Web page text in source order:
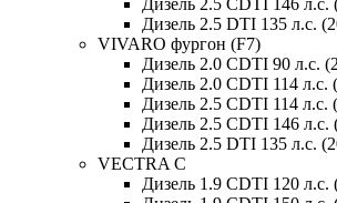
Дизель 2.5 DTI 135 л.с.
VIVARO фургон (F7)
Дизель 2.0 CDTI 90 л.с.
Дизель 2.0 CDTI 114 л.с.
Дизель 2.5 CDTI 114 л.с.
Дизель 2.5 CDTI 146 л.с.
Дизель 2.5 DTI 135 л.с.
VECTRA C
Дизель 1.9 CDTI 120 л.с.